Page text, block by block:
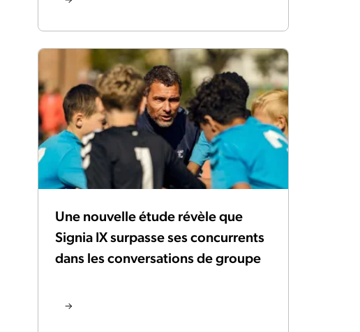
Une nouvelle étude révèle que
Signia IX surpasse ses concurrents
dans les conversations de groupe